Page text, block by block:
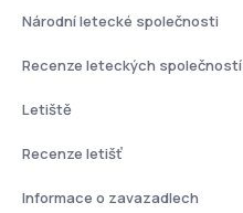
Národní letecké společnosti
Recenze leteckých společností
Letiště
Recenze letišť
Informace o zavazadlech